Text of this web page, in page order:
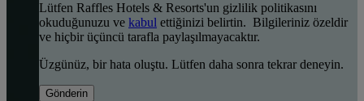
Lütfen Raffles Hotels & Resorts'un gizlilik politikasını
okuduğunuzu ve kabul ettiğinizi belirtin. Bilgileriniz özeldir
ve hiçbir üçüncü tarafla paylaşılmayacaktır.
Üzgünüz, bir hata oluştu. Lütfen daha sonra tekrar deneyin.
Gönderin